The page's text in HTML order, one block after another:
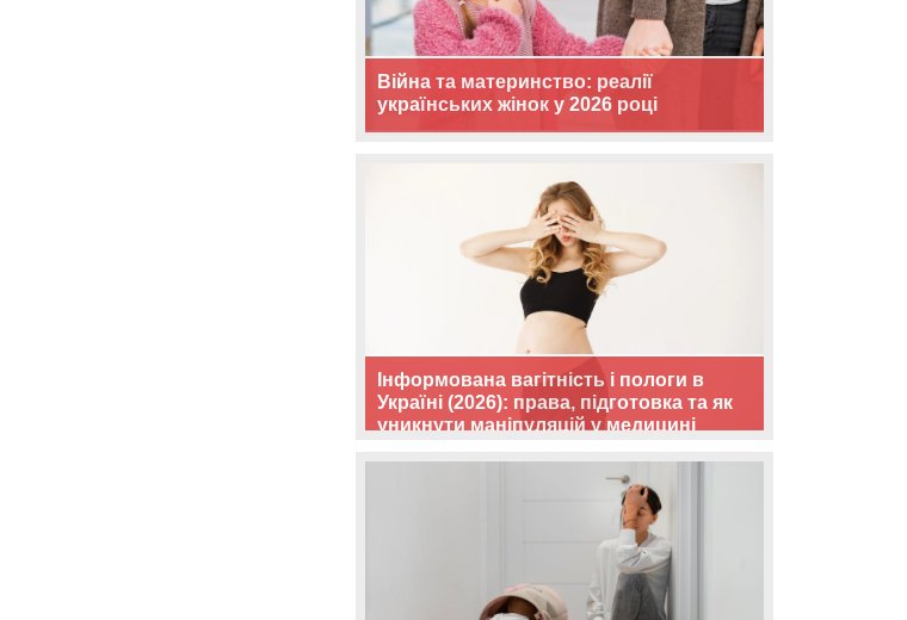
Війна та материнство: реалії
українських жінок у 2026 році
Інформована вагітність і пологи в
Україні (2026): права, підготовка та як
уникнути маніпуляцій у медицині